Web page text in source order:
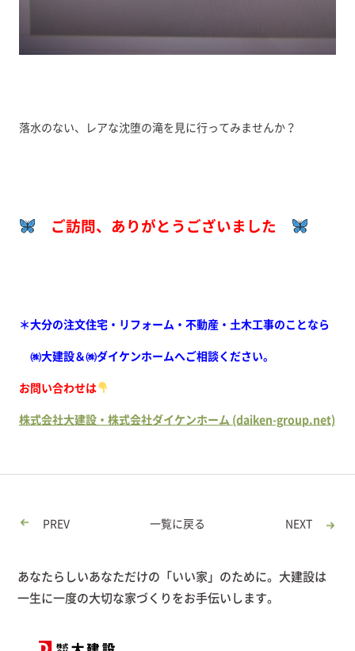
落水のない、レアな沈堕の滝を見に行ってみませんか？
ご訪問、ありがとうございました
＊大分の注文住宅・リフォーム・不動産・土木工事のことなら
㈱大建設＆㈱ダイケンホームへご相談ください。
お問い合わせは
株式会社大建設・株式会社ダイケンホーム (daiken-group.net)
PREV 一覧に戻る NEXT
あなたらしいあなただけの「いい家」のために。大建設は
一生に一度の大切な家づくりをお手伝いします。